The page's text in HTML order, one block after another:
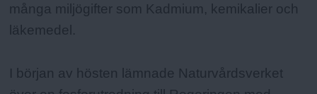
många miljögifter som Kadmium, kemikalier och
läkemedel.
I början av hösten lämnade Naturvårdsverket